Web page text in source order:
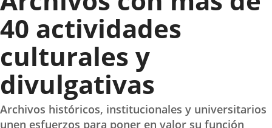
40 actividades
culturales y
divulgativas
Archivos históricos, institucionales y universitarios
unen esfuerzos para poner en valor su función